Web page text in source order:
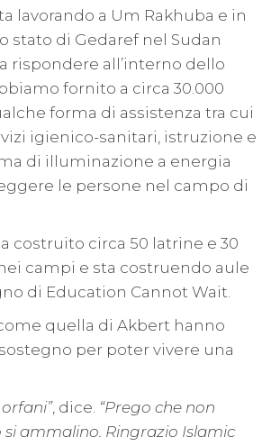
lavorando a Um Rakhuba e in
stato di Gedaref nel Sudan
rispondere all’interno dello
fornito a circa 30.000
forma di assistenza tra cui
igienico-sanitari, istruzione e
di illuminazione a energia
le persone nel campo di
costruito circa 50 latrine e 30
campi e sta costruendo aule
di Education Cannot Wait.
quella di Akbert hanno
per poter vivere una
, dice. “Prego che non
ammalino. Ringrazio Islamic